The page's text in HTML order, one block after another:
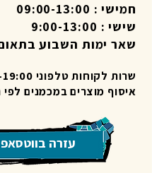
חמישי : 09:00-13:00
שישי : 9:00-13:00
שאר ימות השבוע
שרות לקוחות טלפוני 09:00-19:00
איסוף מוצרים במכמנים לפי
עזרה בווטסאפ